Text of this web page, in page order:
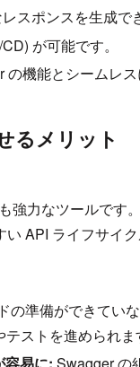
スポンスを生成で
が可能です。
機能とシームレス
るメリット
力なツールです
API ライフサイ
の準備ができてい
ストを進められま